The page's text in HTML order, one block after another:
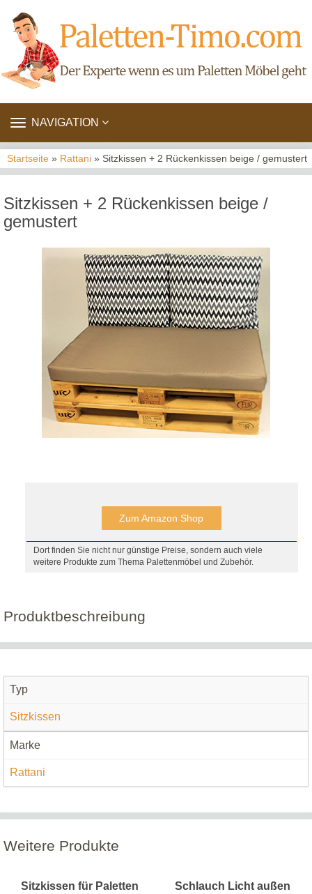
TOGGLE
NAVIGATION
Startseite » Rattani » Sitzkissen + 2 Rückenkissen beige / gemustert
Sitzkissen + 2 Rückenkissen beige /
gemustert
Zum Amazon Shop
Dort finden Sie nicht nur günstige Preise, sondern auch viele
weitere Produkte zum Thema Palettenmöbel und Zubehör.
Produktbeschreibung
Typ
Sitzkissen
Marke
Rattani
Weitere Produkte
Sitzkissen für Paletten
Schlauch Licht außen